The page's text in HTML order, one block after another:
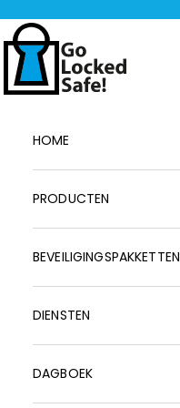
Locked Safe Holland
HOME
PRODUCTEN
BEVEILIGINGSPAKKETTEN
DIENSTEN
DAGBOEK